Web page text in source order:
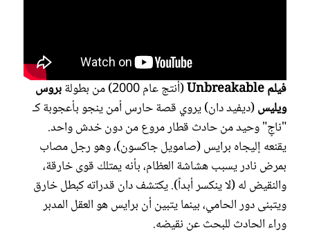
فيلم Unbreakable (أُنتج عام 2000) من بطولة
بروس
ويليس(ديفيد دان) يروي قصة حارس أمن ينجو بأعجوبة كـ
"ناجٍ" وحيد من حادث قطار مروع من دون خدش واحد.
يقنعه إليجاه برايس (صامويل جاكسون)، وهو رجل مصاب
بمرض نادر يسبب هشاشة العظام، بأنه يمتلك قوى خارقة،
والنقيض له (لا ينكسر أبداً). يكتشف دان قدراته كبطل خارق
ويتبنى دور الحامي، بينما يتبين أن برايس هو العقل المدبر
وراء الحادث للبحث عن نقيضه.